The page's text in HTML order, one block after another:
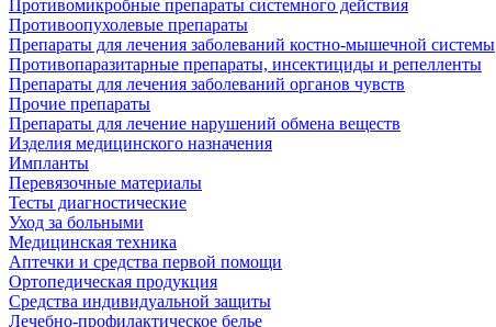
Противомикробные препараты системного действия
Противоопухолевые препараты
Препараты для лечения заболеваний костно-мышечной системы
Противопаразитарные препараты, инсектициды и репелленты
Препараты для лечения заболеваний органов чувств
Прочие препараты
Препараты для лечение нарушений обмена веществ
Изделия медицинского назначения
Импланты
Перевязочные материалы
Тесты диагностические
Уход за больными
Медицинская техника
Аптечки и средства первой помощи
Ортопедическая продукция
Средства индивидуальной защиты
Лечебно-профилактическое белье